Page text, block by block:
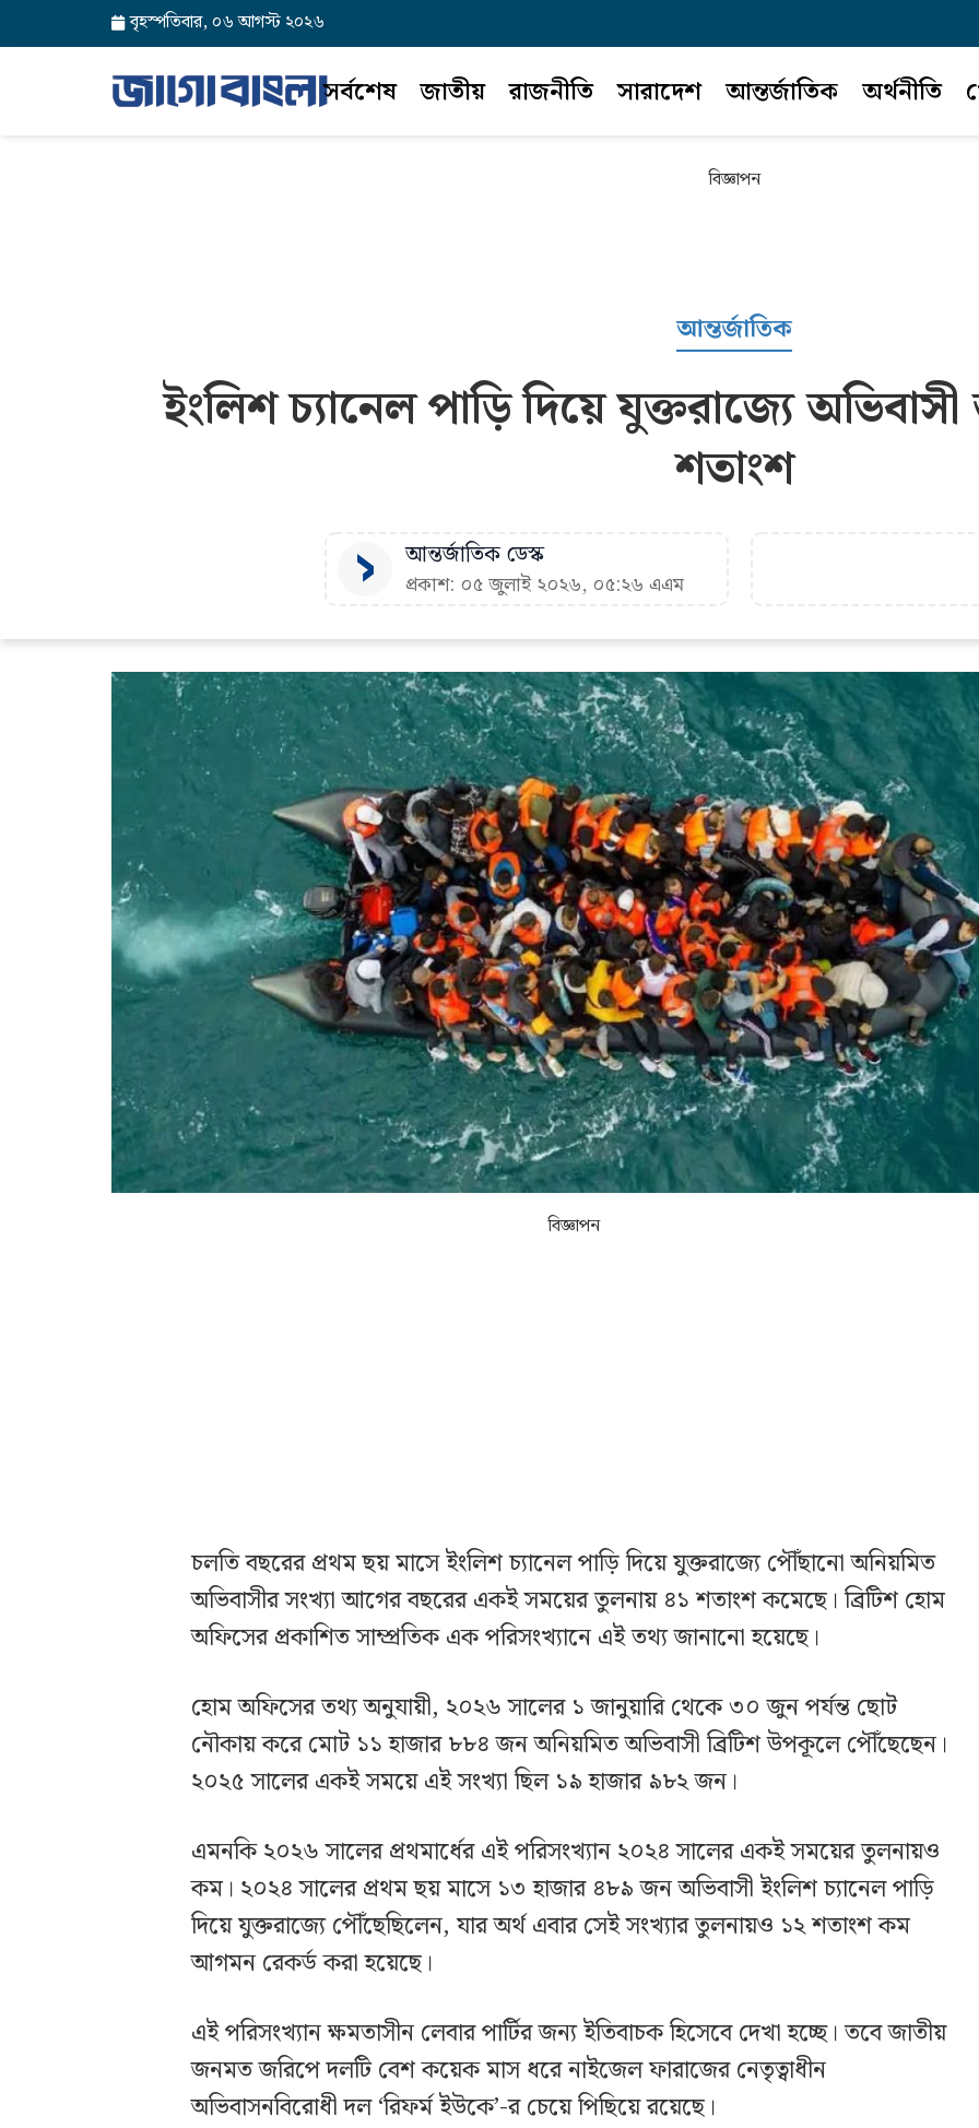
বৃহস্পতিবার, ০৬ আগস্ট ২০২৬
সর্বশেষ জাতীয় রাজনীতি সারাদেশ আন্তর্জাতিক অর্থনীতি
বিজ্ঞাপন
আন্তর্জাতিক
ইংলিশ চ্যানেল পাড়ি দিয়ে যুক্তরাজ্যে
শতাংশ
আন্তর্জাতিক ডেস্ক
প্রকাশ: ০৫ জুলাই ২০২৬, ০৫:২৬ এএম
বিজ্ঞাপন
চলতি বছরের প্রথম ছয় মাসে ইংলিশ চ্যানেল পাড়ি দিয়ে যুক্তরাজ্যে পৌঁছানো অনিয়মিত
অভিবাসীর সংখ্যা আগের বছরের একই সময়ের তুলনায় ৪১ শতাংশ কমেছে। ব্রিটিশ হোম
অফিসের প্রকাশিত সাম্প্রতিক এক পরিসংখ্যানে এই তথ্য জানানো হয়েছে।
হোম অফিসের তথ্য অনুযায়ী, ২০২৬ সালের ১ জানুয়ারি থেকে ৩০ জুন পর্যন্ত ছোট
নৌকায় করে মোট ১১ হাজার ৮৮৪ জন অনিয়মিত অভিবাসী ব্রিটিশ উপকূলে পৌঁছেছেন।
২০২৫ সালের একই সময়ে এই সংখ্যা ছিল ১৯ হাজার ৯৮২ জন।
এমনকি ২০২৬ সালের প্রথমার্ধের এই পরিসংখ্যান ২০২৪ সালের একই সময়ের তুলনায়ও
কম। ২০২৪ সালের প্রথম ছয় মাসে ১৩ হাজার ৪৮৯ জন অভিবাসী ইংলিশ চ্যানেল পাড়ি
দিয়ে যুক্তরাজ্যে পৌঁছেছিলেন, যার অর্থ এবার সেই সংখ্যার তুলনায়ও ১২ শতাংশ কম
আগমন রেকর্ড করা হয়েছে।
এই পরিসংখ্যান ক্ষমতাসীন লেবার পার্টির জন্য ইতিবাচক হিসেবে দেখা হচ্ছে। তবে জাতীয়
জনমত জরিপে দলটি বেশ কয়েক মাস ধরে নাইজেল ফারাজের নেতৃত্বাধীন
অভিবাসনবিরোধী দল ‘রিফর্ম ইউকে’-র চেয়ে পিছিয়ে রয়েছে।